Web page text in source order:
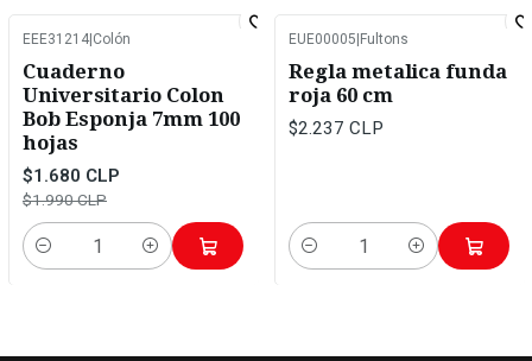
EEE31214 Colón
Cuaderno
Universitario Colon
Bob Esponja 7mm 100
hojas
$1.680 CLP
$1.990 CLP
Cantidad
EUE00005 Fultons
Regla metalica funda
roja 60 cm
$2.237 CLP
Cantidad